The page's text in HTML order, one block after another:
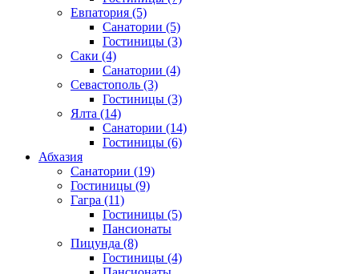
Евпатория (5)
Санатории (5)
Гостиницы (3)
Саки (4)
Санатории (4)
Севастополь (3)
Гостиницы (3)
Ялта (14)
Санатории (14)
Гостиницы (6)
Абхазия
Санатории (19)
Гостиницы (9)
Гагра (11)
Гостиницы (5)
Пансионаты
Пицунда (8)
Гостиницы (4)